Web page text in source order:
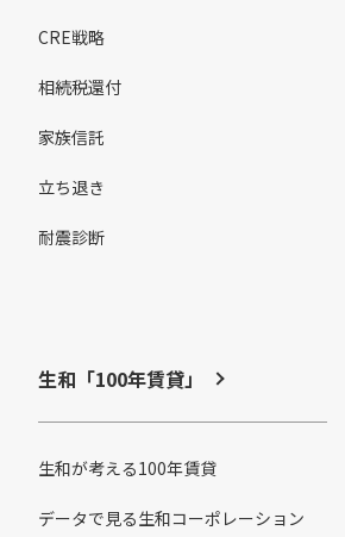
CRE戦略
相続税還付
家族信託
立ち退き
耐震診断
生和「100年賃貸」
生和が考える100年賃貸
データで見る生和コーポレーション